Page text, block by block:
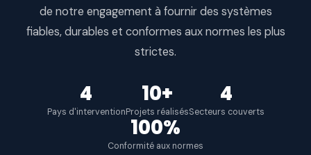
de notre engagement à fournir des systèmes
fiables, durables et conformes aux normes les plus
strictes.
4
Pays d'intervention
10+
Projets réalisés
4
Secteurs couverts
100%
Conformité aux normes